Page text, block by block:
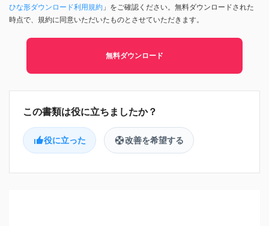
ひな形ダウンロード利用規約 」をご確認ください。無料ダウンロードされた
時点で、規約に同意いただいたものとさせていただきます。
無料ダウンロード
役に立った 改善を希望する